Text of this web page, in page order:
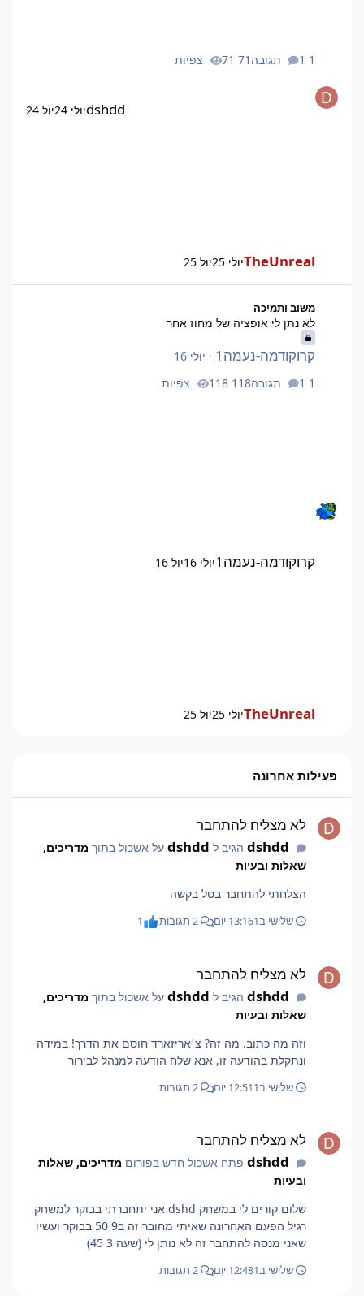
1 תגובה 71 צפיות
dshddיולי 24 יול 24
TheUnrealיולי 25 יול 25
משוב ותמיכה
לא נתן לי אופציה של מחוז אחר
קרוקודמה-נעמה1 · יולי 16
1 תגובה
118 צפיות
קרוקודמה-נעמה1 יולי 16 יול 16
TheUnrealיולי 25 יול 25
פעילות אחרונה
לא מצליח להתחבר
dshddהגיב ל dshddעל אשכול בתוך מדריכים,
שאלות ובעיות
הצלחתי להתחבר בטל בקשה
שלישי ב13:161 יום 1
לא מצליח להתחבר
dshddהגיב ל dshddעל אשכול בתוך מדריכים,
שאלות ובעיות
וזה מה כתוב. מה זה? צ׳אריזארד חוסם את הדרך! במידה
ונתקלת בהודעה זו, אנא שלח הודעה למנהל לבירור
שלישי ב12:511 יום
לא מצליח להתחבר
dshddפתח אשכול חדש בפורום מדריכים, שאלות
ובעיות
שלום קורים לי במשחק dshd אני יתחברתי בבוקר למשחק
רגיל הפעם האחרונה שאיתי מחובר זה ב9 50 בבוקר ועשיו
שאני מנסה להתחבר זה לא נותן לי (שעה 3 45)
שלישי ב12:481 יום